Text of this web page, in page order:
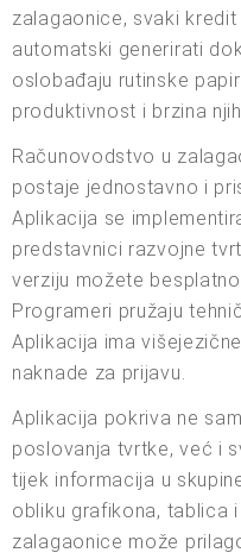
zalagaonice, svaki
automatski generirati
oslobađaju rutinske
produktivnost i brzina
Računovodstvo u
postaje jednostavno i
Aplikacija se
predstavnici razvojne
verziju možete
Programeri pružaju
Aplikacija ima
naknade za prijavu.
Aplikacija pokriva ne
poslovanja tvrtke, već i
tijek informacija u
obliku grafikona, tablica
zalagaonice može